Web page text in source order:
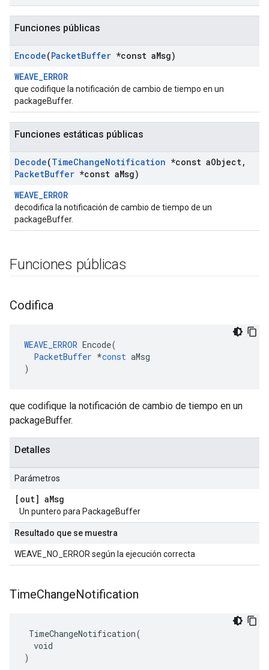
Funciones públicas
Encode(PacketBuffer *const aMsg)
WEAVE_ERROR
que codifique la notificación de cambio de tiempo en un
packageBuffer.
Funciones estáticas públicas
Decode(TimeChangeNotification *const aObject,
PacketBuffer *const aMsg)
WEAVE_ERROR
decodifica la notificación de cambio de tiempo de un
packageBuffer.
Funciones públicas
Codifica
WEAVE_ERROR Encode(
PacketBuffer *const aMsg
)
que codifique la notificación de cambio de tiempo en un
packageBuffer.
Detalles
Parámetros
[out] aMsg
Un puntero para PackageBuffer
Resultado que se muestra
WEAVE_NO_ERROR según la ejecución correcta
TimeChangeNotification
TimeChangeNotification(
  void
)